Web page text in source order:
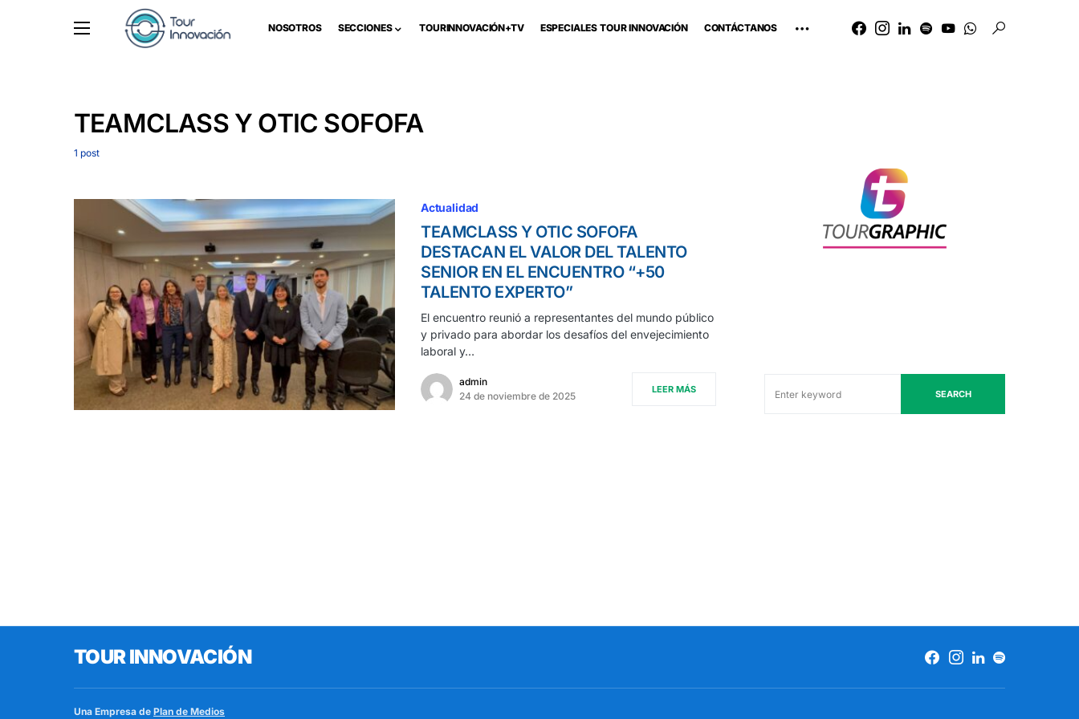
NOSOTROS SECCIONES TOURINNOVACIÓN+TV ESPECIALES TOUR INNOVACIÓN CONTÁCTANOS
TEAMCLASS Y OTIC SOFOFA
1 post
Actualidad
TEAMCLASS Y OTIC SOFOFA
DESTACAN EL VALOR DEL TALENTO
SENIOR EN EL ENCUENTRO “+50
TALENTO EXPERTO”
El encuentro reunió a representantes del mundo público
y privado para abordar los desafíos del envejecimiento
laboral y…
admin
24 de noviembre de 2025
LEER MÁS SEARCH
TOUR INNOVACIÓN
Una Empresa de Plan de Medios